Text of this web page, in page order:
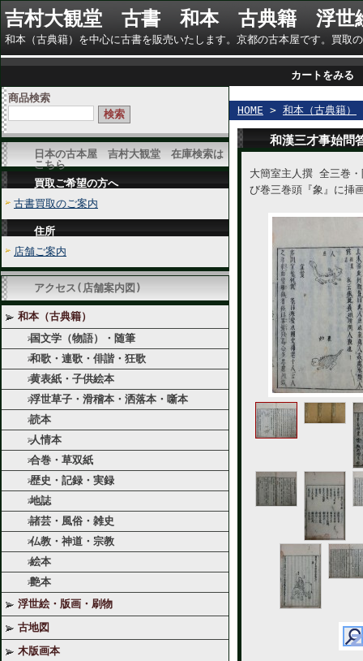
吉村大観堂 古書 和本 古典籍 浮世
和本（古典籍）を中心に古書を販売いたします。京都の古本屋です。
カートをみる
商品検索
日本の古本屋 吉村大観堂 在庫検索は
こちら
買取ご希望の方へ
古書買取のご案内
住所
店舗ご案内
アクセス(店舗案内図)
和本（古典籍）
国文学（物語）・随筆
和歌・連歌・俳諧・狂歌
黄表紙・子供絵本
浮世草子・滑稽本・洒落本・噺本
読本
人情本
合巻・草双紙
歴史・記録・実録
地誌
諸芸・風俗・雑史
仏教・神道・宗教
絵本
艶本
浮世絵・版画・刷物
古地図
木版画本
HOME > 和本（古典籍）
和漢三才事始
大簡室主人撰 全三
び巻三巻頭『象』に